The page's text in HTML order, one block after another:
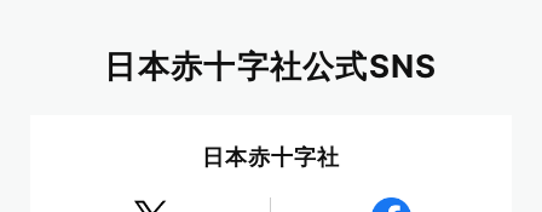
日本赤十字社公式SNS
日本赤十字社